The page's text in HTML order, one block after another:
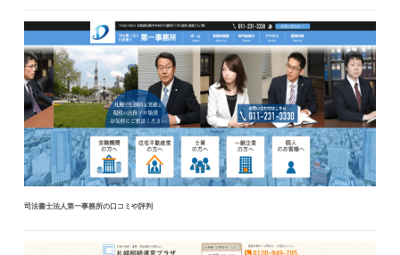
司法書士法人第一事務所の口コミや評判